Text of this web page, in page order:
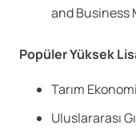
and Business
Popüler Yüksek
Tarım
Uluslararası